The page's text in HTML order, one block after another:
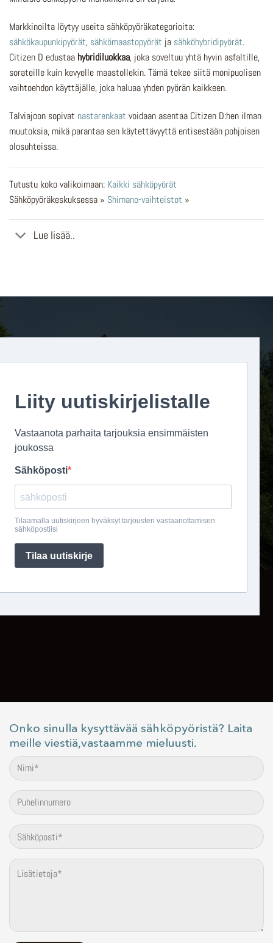
Markkinoilta löytyy useita sähköpyöräkategorioita:
sähkökaupunkipyörät, sähkömaastopyörät ja sähköhybridipyörät.
Citizen D edustaa hybridiluokkaa, joka soveltuu yhtä hyvin asfaltille,
sorateille kuin kevyelle maastollekin. Tämä tekee siitä monipuolisen
vaihtoehdon käyttäjälle, joka haluaa yhden pyörän kaikkeen.
Talviajoon sopivat nastarenkaat voidaan asentaa Citizen D:hen ilman
muutoksia, mikä parantaa sen käytettävyyttä entisestään pohjoisen
olosuhteissa.
Tutustu koko valikoimaan: Kaikki sähköpyörät
Sähköpyöräkeskuksessa » Shimano-vaihteistot »
Lue lisää..
Onko sinulla kysyttävää sähköpyöristä? Laita
meille viestiä,vastaamme mieluusti.